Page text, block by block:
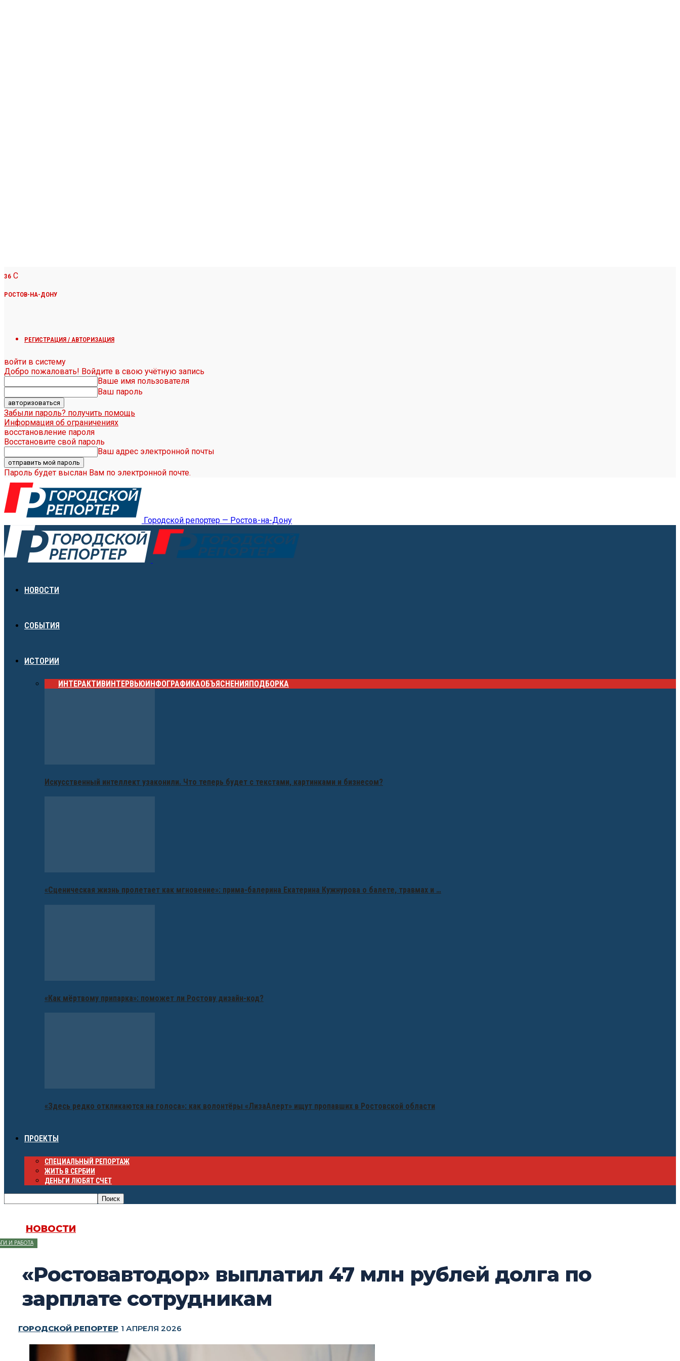
36 C
РОСТОВ-НА-ДОНУ
РЕГИСТРАЦИЯ / АВТОРИЗАЦИЯ
войти в систему
Добро пожаловать! Войдите в свою учётную запись
Ваше имя пользователя
Ваш пароль
Забыли пароль? получить помощь
Информация об ограничениях
восстановление пароля
Восстановите свой пароль
Ваш адрес электронной почты
Пароль будет выслан Вам по электронной почте.
Городской репортер — Ростов-на-Дону
НОВОСТИ
СОБЫТИЯ
ИСТОРИИ
ИНТЕРАКТИВИНТЕРВЬЮИНФОГРАФИКАОБЪЯСНЕНИЯПОДБОРКА
Искусственный интеллект узаконили. Что теперь будет с текстами, картинками и бизнесом?
«Сценическая жизнь пролетает как мгновение»: прима-балерина Екатерина Кужнурова о балете, травмах и …
«Как мёртвому припарка»: поможет ли Ростову дизайн-код?
«Здесь редко откликаются на голоса»: как волонтёры «ЛизаАлерт» ищут пропавших в Ростовской области
ПРОЕКТЫ
СПЕЦИАЛЬНЫЙ РЕПОРТАЖ
ЖИТЬ В СЕРБИИ
ДЕНЬГИ ЛЮБЯТ СЧЕТ
НОВОСТИ
И РАБОТА
«Ростовавтодор» выплатил 47 млн рублей долга по
зарплате сотрудникам
ГОРОДСКОЙ РЕПОРТЕР 1 АПРЕЛЯ 2026